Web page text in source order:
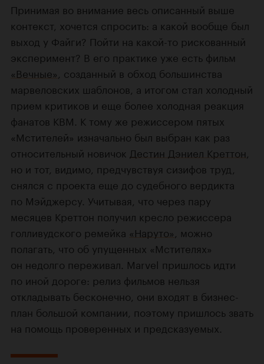
Принимая во внимание весь описанный выше
контекст, хочется спросить: а какой вообще был
выход у Файги? Пойти на какой-то рискованный
эксперимент? В его практике уже есть фильм
«Вечные» , созданный в обход большинства
марвеловских шаблонов, а итогом стал холодный
прием критиков и еще более холодная реакция
фанатов КВМ. К тому же режиссером пятых
«Мстителей» изначально был выбран как раз
относительный новичок Дестин Дэниел Креттон
но и тот, видимо, предчувствуя сизифов труд,
снялся с проекта еще до судебного вердикта
по Мэйджерсу. Учитывая, что через пару
месяцев Креттон получил кресло режиссера
голливудского ремейка «Наруто» , можно
полагать, что об упущенных «Мстителях»
он недолго переживал. Marvel пришлось идти
по иной дороге: релиз фильмов нельзя
откладывать бесконечно, они входят в бизнес-
план большой компании, поэтому пришлось звать
на помощь проверенных и предсказуемых.